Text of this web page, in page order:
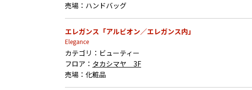
売場： ハンドバッグ
エレガンス「アルビオン／エレガンス内」
Elegance
カテゴリ： ビューティー
フロア： タカシマヤ 3F
売場： 化粧品